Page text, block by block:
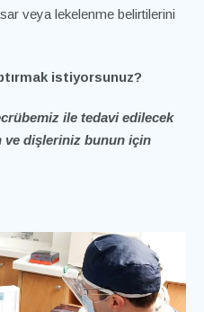
veya lekelenme belirtilerini
istiyorsunuz?
ile tedavi edilecek
ve dişleriniz bunun için